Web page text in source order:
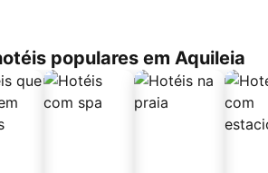
populares em Aquileia